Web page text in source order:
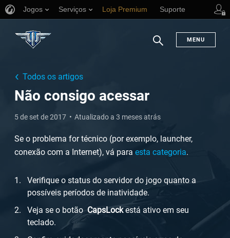
Jogos Serviços Loja Premium Suporte
MENU
Todos os artigos
Não consigo acessar
5 de set de 2017 Atualizado a 3 meses atrás
Se o problema for técnico (por exemplo, launcher,
conexão com a Internet), vá para esta categoria.
Verifique o status do servidor do jogo quanto a
possíveis períodos de inatividade.
Veja se o botão CapsLockestá ativo em seu
teclado.